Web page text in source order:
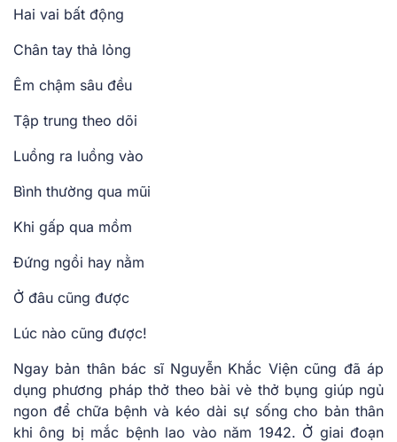
Hai vai bất động
Chân tay thả lỏng
Êm chậm sâu đều
Tập trung theo dõi
Luồng ra luồng vào
Bình thường qua mũi
Khi gấp qua mồm
Đứng ngồi hay nằm
Ở đâu cũng được
Lúc nào cũng được!
Ngay bản thân bác sĩ Nguyễn Khắc Viện cũng đã áp
dụng phương pháp thở theo bài vè thở bụng giúp ngủ
ngon để chữa bệnh và kéo dài sự sống cho bản thân
khi ông bị mắc bệnh lao vào năm 1942. Ở giai đoạn